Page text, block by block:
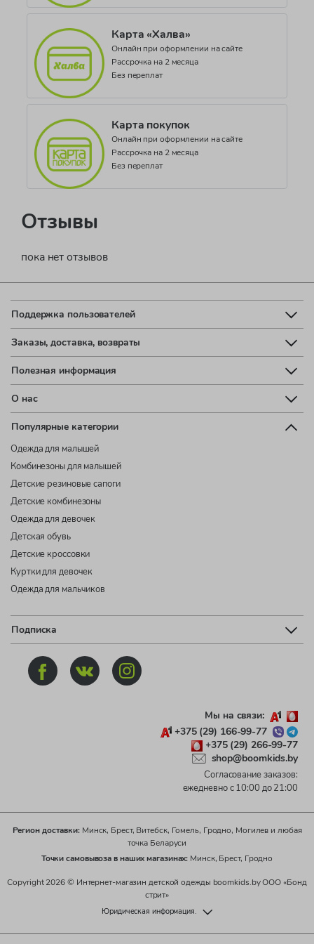
Карта «Халва»
Онлайн при оформлении на сайте
Рассрочка на 2 месяца
Без переплат
Карта покупок
Онлайн при оформлении на сайте
Рассрочка на 2 месяца
Без переплат
Отзывы
пока нет отзывов
Поддержка пользователей
Заказы, доставка, возвраты
Полезная информация
О нас
Популярные категории
Одежда для малышей
Комбинезоны для малышей
Детские резиновые сапоги
Детские комбинезоны
Одежда для девочек
Детская обувь
Детские кроссовки
Куртки для девочек
Одежда для мальчиков
Подписка
Мы на связи:
+375 (29) 166-99-77
+375 (29) 266-99-77
shop@boomkids.by
Согласование заказов:
ежедневно с 10:00 до 21:00
Регион доставки:Минск, Брест, Витебск, Гомель, Гродно, Могилев и любая
точка Беларуси
Точки самовывоза в наших магазинах: Минск, Брест, Гродно
Copyright 2026 © Интернет-магазин детской одежды boomkids.by ООО «Бонд
стрит»
Юридическая информация.